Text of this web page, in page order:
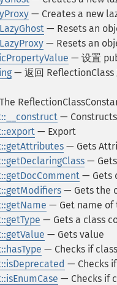
— Creates a new
— Resets an
— Resets an
— 设置
— 返回
—
— Export
— Gets
—
— Gets
— Gets the
— Get name of
— Gets a class
— Gets value
— Checks if
— Checks
— Checks if